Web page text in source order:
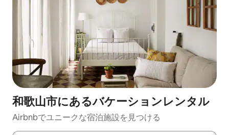
和歌山市にあるバケーションレンタル
Airbnbでユニークな宿泊施設を見つける